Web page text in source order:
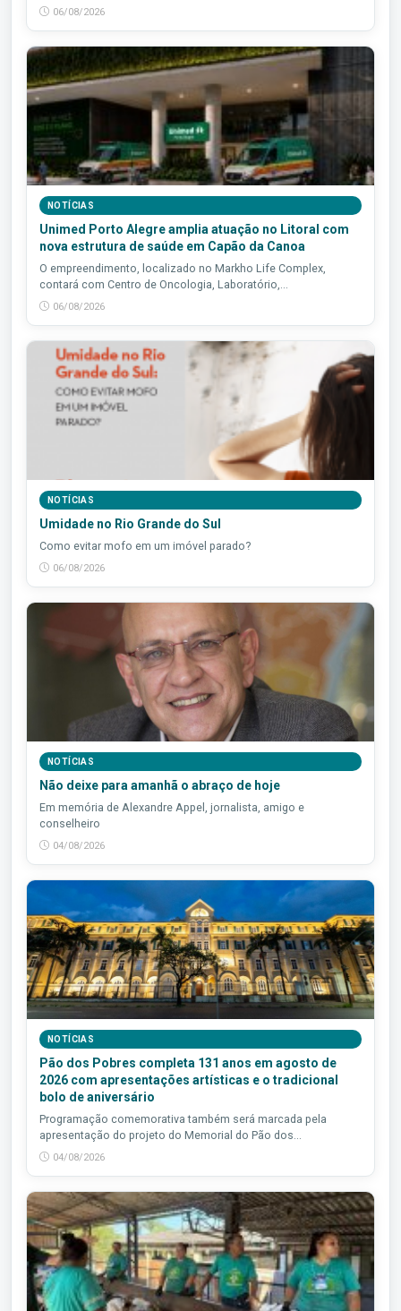
06/08/2026
NOTÍCIAS
Unimed Porto Alegre amplia atuação no Litoral com
nova estrutura de saúde em Capão da Canoa
O empreendimento, localizado no Markho Life Complex,
contará com Centro de Oncologia, Laboratório,...
06/08/2026
NOTÍCIAS
Umidade no Rio Grande do Sul
Como evitar mofo em um imóvel parado?
06/08/2026
NOTÍCIAS
Não deixe para amanhã o abraço de hoje
Em memória de Alexandre Appel, jornalista, amigo e
conselheiro
04/08/2026
NOTÍCIAS
Pão dos Pobres completa 131 anos em agosto de
2026 com apresentações artísticas e o tradicional
bolo de aniversário
Programação comemorativa também será marcada pela
apresentação do projeto do Memorial do Pão dos...
04/08/2026